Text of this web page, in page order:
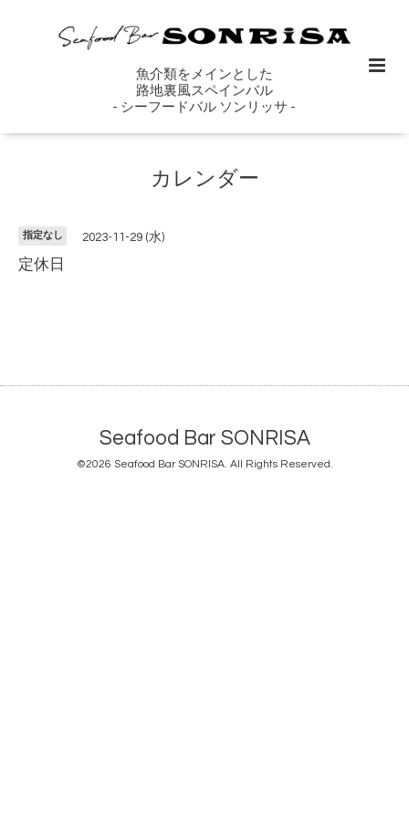
魚介類をメインとした
路地裏風スペインバル
- シーフードバル ソンリッサ -
カレンダー
指定なし 2023-11-29 (水)
定休日
Seafood Bar SONRISA
©2026 Seafood Bar SONRISA. All Rights Reserved.